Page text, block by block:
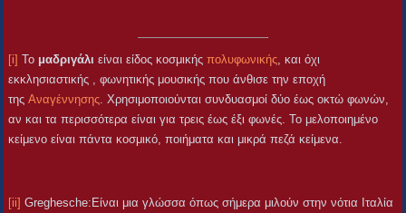
[i] Το μαδριγάλι είναι είδος κοσμικήςπολυφωνικής , και όχι
εκκλησιαστικής , φωνητικής μουσικής που άνθισε την εποχή
τηςΑναγέννησης . Χρησιμοποιούνται συνδυασμοί δύο έως οκτώ φωνών,
αν και τα περισσότερα είναι για τρεις έως έξι φωνές. Το μελοποιημένο
κείμενο είναι πάντα κοσμικό, ποιήματα και μικρά πεζά κείμενα.
[ii] Greghesche:Είναι μια γλώσσα όπως σήμερα μιλούν στην νότια Ιταλία